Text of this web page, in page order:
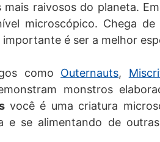
mais raivosos do planeta. Em
microscópico. Chega
é ser a melhor
como Outernauts,
monstros
você é uma criatura
e se alimentando de